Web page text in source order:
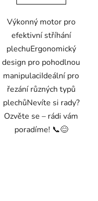
Výkonný motor pro
efektivní stříhání
plechuErgonomický
design pro pohodlnou
manipulaciIdeální pro
řezání různých typů
plechůNevíte si rady?
Ozvěte se – rádi vám
poradíme! 📞😊